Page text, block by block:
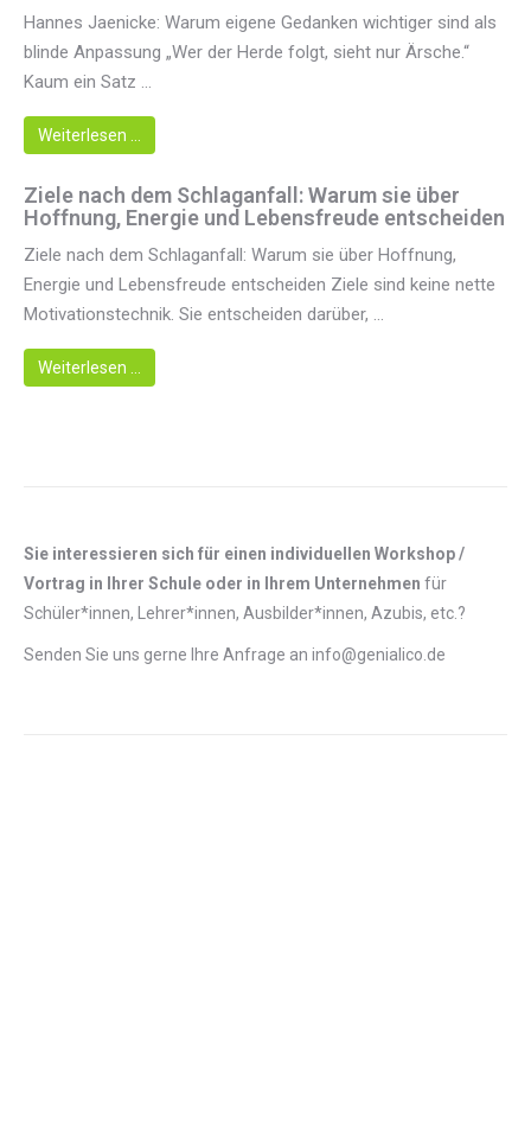
Hannes Jaenicke: Warum eigene Gedanken wichtiger sind als
blinde Anpassung „Wer der Herde folgt, sieht nur Ärsche.“
Kaum ein Satz ...
Weiterlesen …
Ziele nach dem Schlaganfall: Warum sie über
Hoffnung, Energie und Lebensfreude entscheiden
Ziele nach dem Schlaganfall: Warum sie über Hoffnung,
Energie und Lebensfreude entscheiden Ziele sind keine nette
Motivationstechnik. Sie entscheiden darüber, ...
Weiterlesen …
Sie interessieren sich für einen individuellen Workshop /
Vortrag in Ihrer Schule oder in Ihrem Unternehmen für
Schüler*innen, Lehrer*innen, Ausbilder*innen, Azubis, etc.?
Senden Sie uns gerne Ihre Anfrage an info@genialico.de